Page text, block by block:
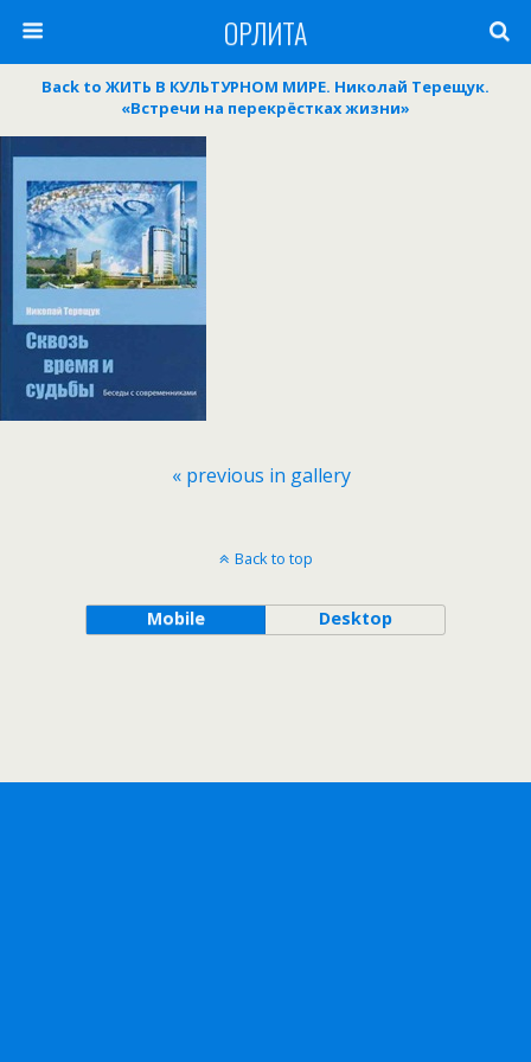
ОРЛИТА
Back to ЖИТЬ В КУЛЬТУРНОМ МИРЕ. Николай Терещук.
«Встречи на перекрёстках жизни»
« previous in gallery
Back to top
Mobile Desktop